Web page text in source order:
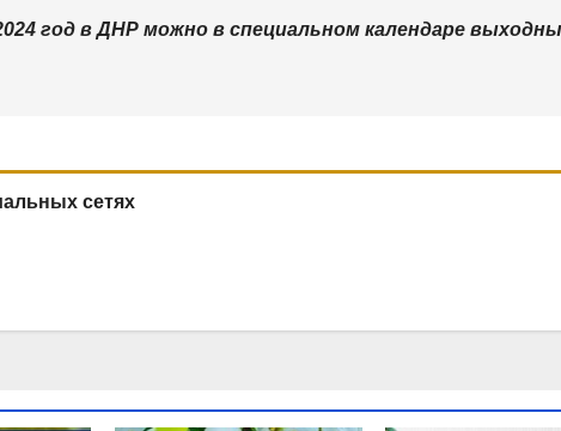
год в ДНР можно в специальном календаре
сетях